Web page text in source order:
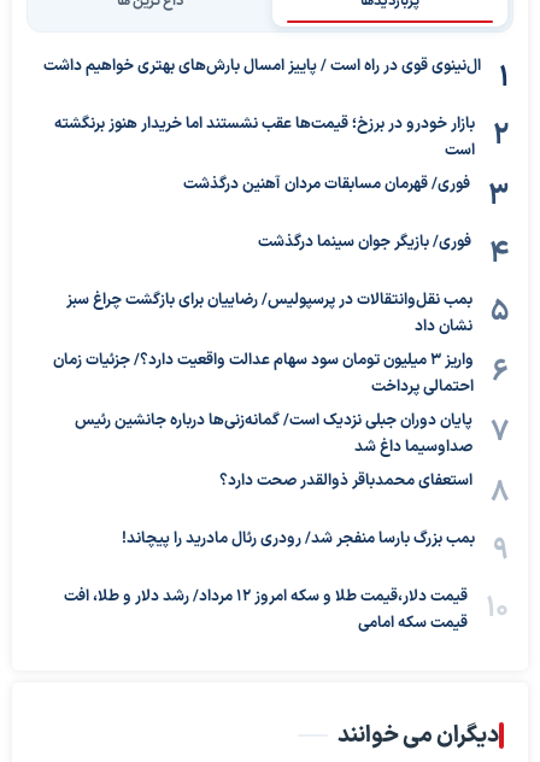
ال‌نینوی قوی در راه است / پاییز امسال بارش‌های بهتری خواهیم داشت
بازار خودرو در برزخ؛ قیمت‌ها عقب نشستند اما خریدار هنوز برنگشته
است
فوری/ قهرمان مسابقات مردان آهنین درگذشت
فوری/ بازیگر جوان سینما درگذشت
بمب نقل‌وانتقالات در پرسپولیس/ رضاییان برای بازگشت چراغ سبز
نشان داد
واریز ۳ میلیون تومان سود سهام عدالت واقعیت دارد؟/ جزئیات زمان
احتمالی پرداخت
پایان دوران جبلی نزدیک است/ گمانه‌زنی‌ها درباره جانشین رئیس
صداوسیما داغ شد
استعفای محمدباقر ذوالقدر صحت دارد؟
بمب بزرگ بارسا منفجر شد/ رودری رئال مادرید را پیچاند!
قیمت دلار،قیمت طلا و سکه امروز ۱۲ مرداد/ رشد دلار و طلا، افت
قیمت سکه امامی
دیگران می خوانند